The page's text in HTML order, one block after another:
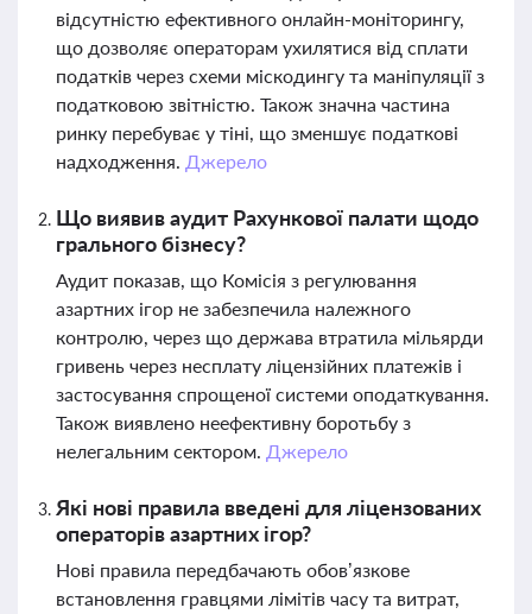
відсутністю ефективного онлайн-моніторингу,
що дозволяє операторам ухилятися від сплати
податків через схеми міскодингу та маніпуляції з
податковою звітністю. Також значна частина
ринку перебуває у тіні, що зменшує податкові
надходження. Джерело
Що виявив аудит Рахункової палати щодо
грального бізнесу?
Аудит показав, що Комісія з регулювання
азартних ігор не забезпечила належного
контролю, через що держава втратила мільярди
гривень через несплату ліцензійних платежів і
застосування спрощеної системи оподаткування.
Також виявлено неефективну боротьбу з
нелегальним сектором. Джерело
Які нові правила введені для ліцензованих
операторів азартних ігор?
Нові правила передбачають обов’язкове
встановлення гравцями лімітів часу та витрат,